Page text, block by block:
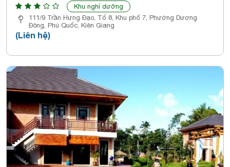
Khu nghỉ dưỡng
111/9 Trần Hưng Đạo, Tổ 8, Khu phố 7, Phường Dương
Đông, Phú Quốc, Kiên Giang
(Liên hệ)